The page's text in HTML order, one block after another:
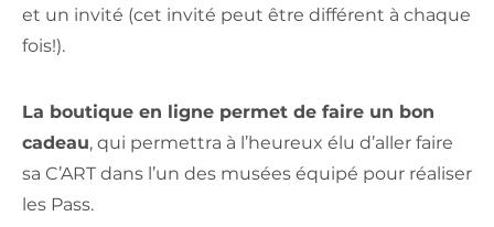
et un invité (cet invité peut être différent à chaque
fois!).
La boutique en ligne permet de faire un bon
cadeau, qui permettra à l’heureux élu d’aller faire
sa C’ART dans l’un des musées équipé pour réaliser
les Pass.